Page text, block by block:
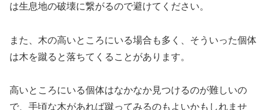
は生息地の破壊に繋がるので避けてください。
また、木の高いところにいる場合も多く、そういった個体
は木を蹴ると落ちてくることがあります。
高いところにいる個体はなかなか見つけるのが難しいの
で、手頃な木があれば蹴ってみるのもよいかもしれませ